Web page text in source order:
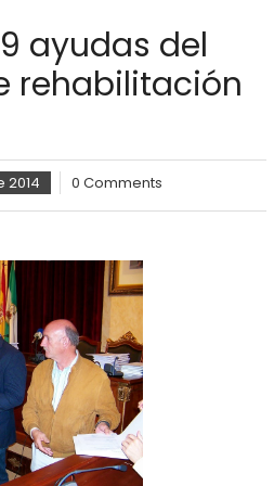
ayudas del
rehabilitación
0 Comments